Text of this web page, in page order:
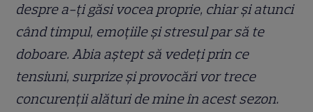
despre a-ți găsi vocea proprie, chiar și atunci
când timpul, emoțiile și stresul par să te
doboare. Abia aștept să vedeți prin ce
tensiuni, surprize și provocări vor trece
concurenții alături de mine în acest sezon.